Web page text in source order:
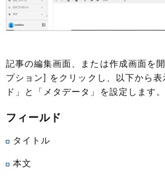
記事の編集画面、または作成画面を
プション] をクリックし、以下から表
ド」と「メタデータ」を設定します。
フィールド
タイトル
本文